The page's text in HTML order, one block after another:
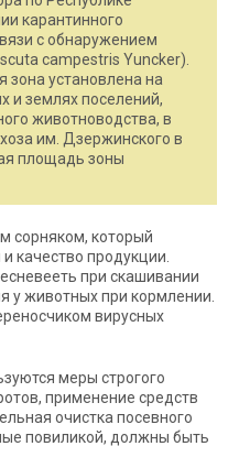
карантинного
с обнаружением
campestris Yuncker).
зона установлена на
и землях поселений,
животноводства, в
им. Дзержинского в
площадь зоны
сорняком, который
качество продукции.
при скашивании
у животных при кормлении.
вирусных
меры строгого
применение средств
очистка посевного
повиликой, должны быть